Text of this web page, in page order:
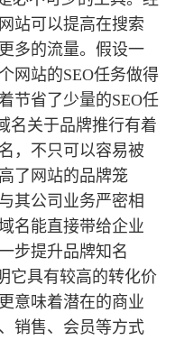
站可以提高在搜索
多的流量。假设一
网站的SEO任务做得
节省了少量的SEO任
名关于品牌推行有着
，不只可以容易被
了网站的品牌笼
其公司业务严密相
名能直接带给企业
步提升品牌知名
它具有较高的转化价
意味着潜在的商业
销售、会员等方式